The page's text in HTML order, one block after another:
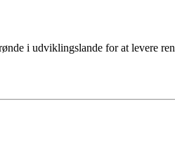
i udviklingslande for at levere